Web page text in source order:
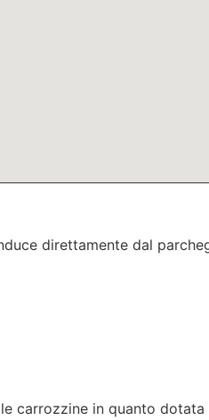
direttamente dal
carrozzine in quanto dotata